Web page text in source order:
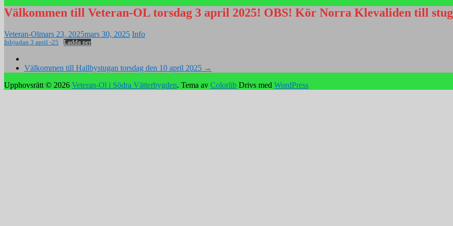
Välkommen till Veteran-OL torsdag 3 april 2025! OBS! Kör Norra Klevaliden till
Veteran-Olmars 23, 2025mars 30, 2025 Info
Inbjudan 3 april -25 Ladda ner
Välkommen till Hallbystugan torsdag den 10 april 2025 →
Upphovsrätt © 2026 Veteran-Ol i Södra Vätterbygden. Tema av Colorlib Drivs med WordPress